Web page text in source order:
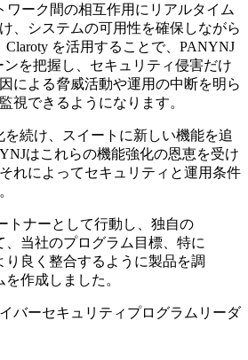
ワーク間の相互作用にリアルタイム
、システムの可用性を確保しながら
を活用することで、PANYNJ
を把握し、セキュリティ侵害だけ
による脅威活動や運用の中断を明ら
視できるようになります。
を続け、スイートに新しい機能を追
はこれらの機能強化の恩恵を受け
れによってセキュリティと運用条件
トナーとして行動し、独自の
、当社のプログラム目標、特に
り良く整合するように製品を調
作成しました。
イバーセキュリティプログラムリーダ